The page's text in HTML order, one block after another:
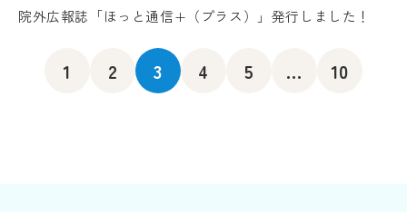
院外広報誌「ほっと通信+（プラス）」発行しました！
1 2 3 4 5 ... 10